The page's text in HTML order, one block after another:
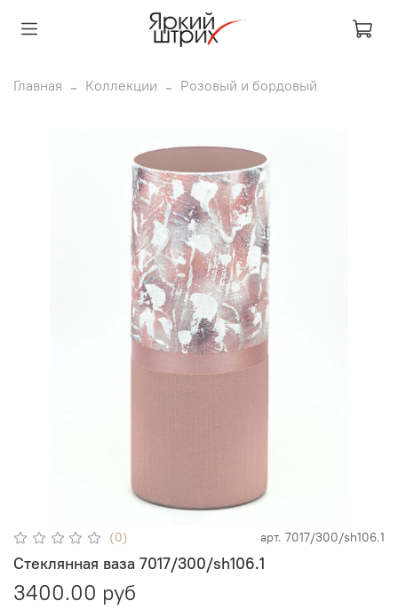
Главная Коллекции Розовый и бордовый
(0) арт. 7017/300/sh106.1
Стеклянная ваза 7017/300/sh106.1
3400.00 руб